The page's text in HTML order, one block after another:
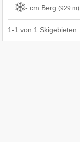
- cm Berg (929 m)
1-1 von 1 Skigebieten